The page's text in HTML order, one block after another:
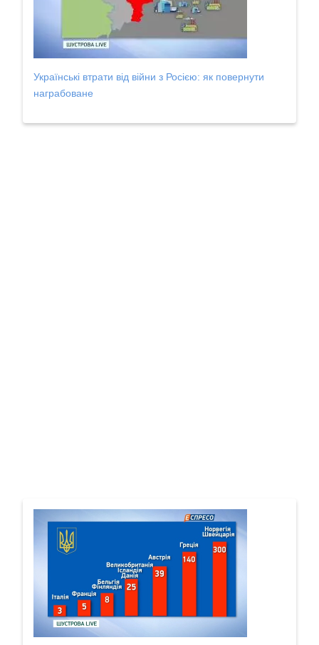
Українські втрати від війни з Росією: як повернути
награбоване